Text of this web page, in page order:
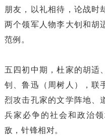
朋友，以礼相待，论战时
两个领军人物李大钊和胡
范例。
五四初中期，杜家的胡适
钊、鲁迅（周树人），联
烈攻击孔家的文学阵地、
兵家必争的社会和政治
敌，针锋相对。